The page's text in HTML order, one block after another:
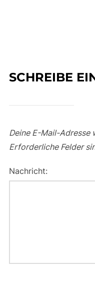
SCHREIBE
Deine E-Mail-
Erforderliche Felder
Nachricht: